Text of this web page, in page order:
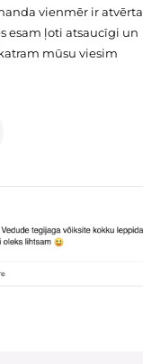
vienmēr ir atvērta
esam ļoti atsaucīgi un
mūsu viesim